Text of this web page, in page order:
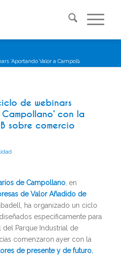
‘Aportando Valor a Campollano’...
de webinars
con la
sobre comercio
de Campollano, en
de Valor Añadido de
ha organizado un ciclo
específicamente para
Parque Industrial de
comenzaron ayer con la
de presente y de futuro.